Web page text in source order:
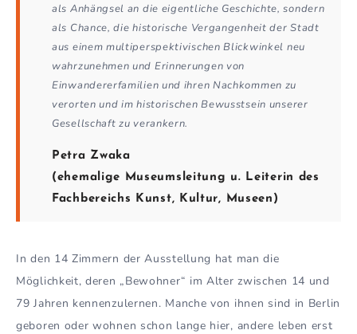
als Anhängsel an die eigentliche Geschichte, sondern
als Chance, die historische Vergangenheit der Stadt
aus einem multiperspektivischen Blickwinkel neu
wahrzunehmen und Erinnerungen von
Einwandererfamilien und ihren Nachkommen zu
verorten und im historischen Bewusstsein unserer
Gesellschaft zu verankern.
Petra Zwaka
(ehemalige Museumsleitung u. Leiterin des
Fachbereichs Kunst, Kultur, Museen)
In den 14 Zimmern der Ausstellung hat man die
Möglichkeit, deren „Bewohner“ im Alter zwischen 14 und
79 Jahren kennenzulernen. Manche von ihnen sind in Berlin
geboren oder wohnen schon lange hier, andere leben erst